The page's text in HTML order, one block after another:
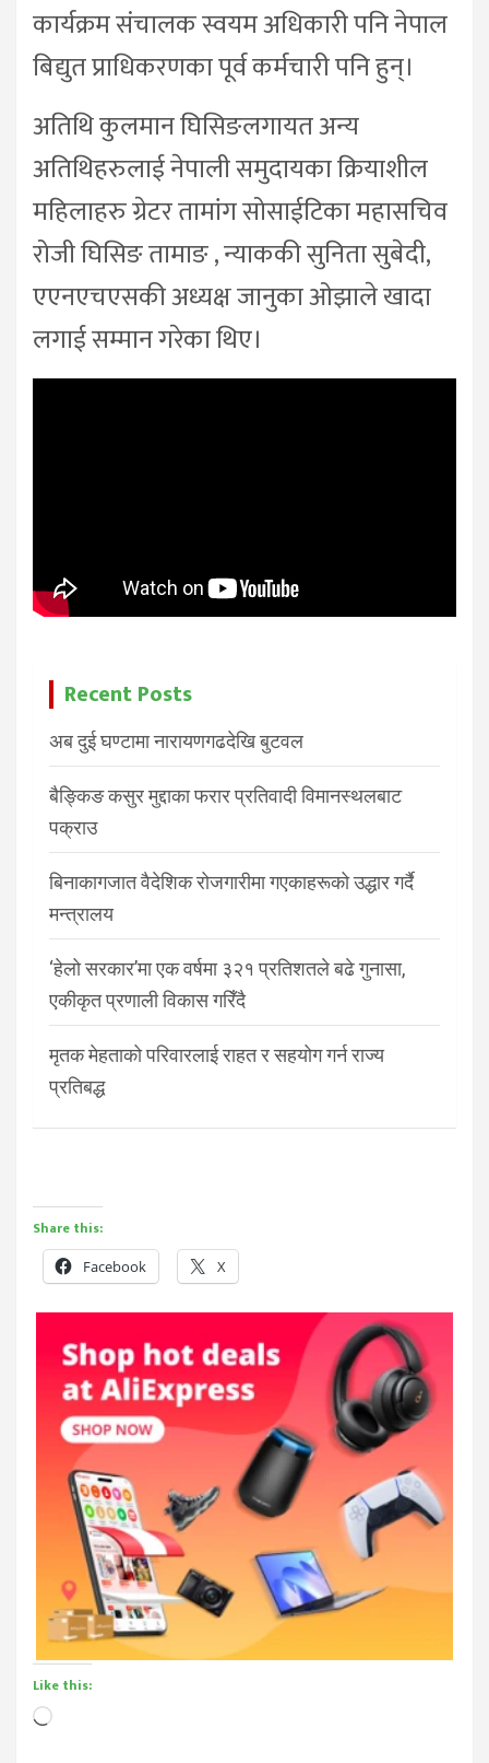
कार्यक्रम संचालक स्वयम अधिकारी पनि नेपाल
बिद्युत प्राधिकरणका पूर्व कर्मचारी पनि हुन्।
अतिथि कुलमान घिसिङलगायत अन्य
अतिथिहरुलाई नेपाली समुदायका क्रियाशील
महिलाहरु ग्रेटर तामांग सोसाईटिका महासचिव
रोजी घिसिङ तामाङ , न्याककी सुनिता सुबेदी,
एएनएचएसकी अध्यक्ष जानुका ओझाले खादा
लगाई सम्मान गरेका थिए।
Recent Posts
अब दुई घण्टामा नारायणगढदेखि बुटवल
बैङ्किङ कसुर मुद्दाका फरार प्रतिवादी विमानस्थलबाट
पक्राउ
बिनाकागजात वैदेशिक रोजगारीमा गएकाहरूको उद्धार गर्दै
मन्त्रालय
‘हेलो सरकार’मा एक वर्षमा ३२१ प्रतिशतले बढे गुनासा,
एकीकृत प्रणाली विकास गरिँदै
मृतक मेहताको परिवारलाई राहत र सहयोग गर्न राज्य
प्रतिबद्ध
Share this:
Facebook X
Like this:
Loading…